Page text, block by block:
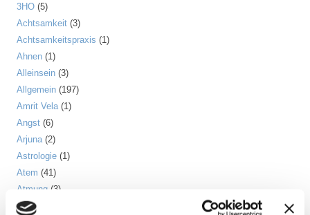
3HO (5)
Achtsamkeit (3)
Achtsamkeitspraxis (1)
Ahnen (1)
Alleinsein (3)
Allgemein (197)
Amrit Vela(1)
Angst (6)
Arjuna(2)
Astrologie (1)
Atem (41)
Atmung (3)
Atom